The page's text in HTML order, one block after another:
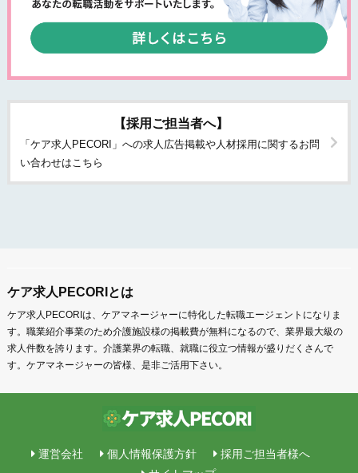
【採用ご担当者へ】
「ケア求人PECORI」への求人広告掲載や人材採用に関するお問
い合わせはこちら
ケア求人PECORIとは
ケア求人PECORIは、ケアマネージャーに特化した転職エージェントになりま
す。職業紹介事業のため介護施設様の掲載費が無料になるので、業界最大級の
求人件数を誇ります。介護業界の転職、就職に役立つ情報が盛りだくさんで
す。ケアマネージャーの皆様、是非ご活用下さい。
運営会社 個人情報保護方針
採用ご担当者様へ